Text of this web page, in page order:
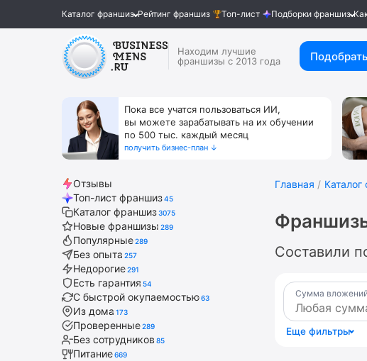
Каталог франшиз Рейтинг франшиз Топ-лист Подборки франшиз
Находим лучшие
франшизы с 2013 года
Пока все учатся пользоваться ИИ,
вы можете зарабатывать на их обучении
по 500 тыс. каждый месяц
получить бизнес-план ↓
Отзывы
Топ-лист франшиз45
Каталог франшиз3075
Новые франшизы 289
Популярные289
Без опыта 257
Недорогие291
Есть гарантия 54
С быстрой окупаемостью63
Из дома 173
Проверенные289
Без сотрудников 85
Питание669
Главная
Составили
Сумма
Еще фильтры